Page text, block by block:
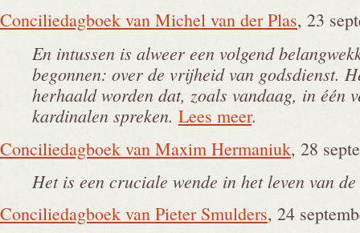
Conciliedagboek van Michel van der Plas, 23
En intussen is alweer een volgend
begonnen: over de vrijheid van godsdienst.
herhaald worden dat, zoals vandaag, in één
kardinalen spreken. Lees meer.
Conciliedagboek van Maxim Hermaniuk, 28
Het is een cruciale wende in het leven van
Conciliedagboek van Pieter Smulders, 24